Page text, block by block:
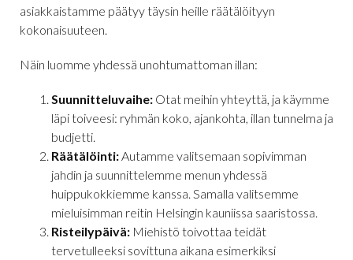
asiakkaistamme päätyy täysin heille räätälöityyn
kokonaisuuteen.
Näin luomme yhdessä unohtumattoman illan:
Suunnitteluvaihe: Otat meihin yhteyttä, ja käymme
läpi toiveesi: ryhmän koko, ajankohta, illan tunnelma ja
budjetti.
Räätälöinti:Autamme valitsemaan sopivimman
jahdin ja suunnittelemme menun yhdessä
huippukokkiemme kanssa. Samalla valitsemme
mieluisimman reitin Helsingin kauniissa saaristossa.
Risteilypäivä: Miehistö toivottaa teidät
tervetulleeksi sovittuna aikana esimerkiksi